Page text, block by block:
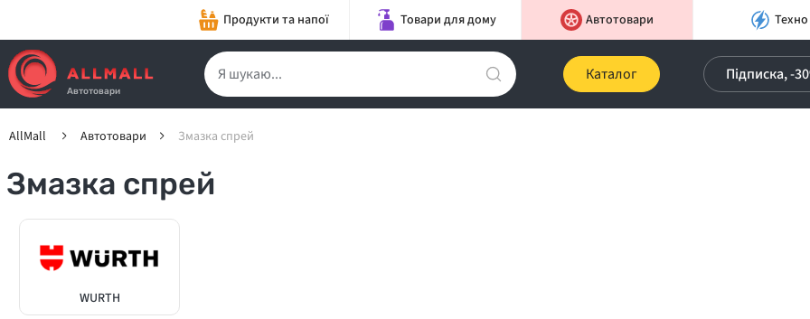
Продукти та напої Товари для дому Автотовари Техно
Автотовари
Каталог Підписка, -
AllMall Автотовари Змазка спрей
Змазка спрей
WURTH